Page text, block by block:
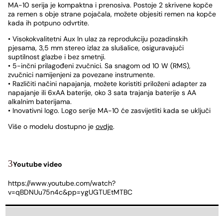
MA-10 serija je kompaktna i prenosiva. Postoje 2 skrivene kopče
za remen s obje strane pojačala, možete objesiti remen na kopče
kada ih potpuno odvrtite.
• Visokokvalitetni Aux In ulaz za reprodukciju pozadinskih
pjesama, 3,5 mm stereo izlaz za slušalice, osiguravajući
suptilnost glazbe i bez smetnji.
• 5-inčni prilagođeni zvučnici. Sa snagom od 10 W (RMS),
zvučnici namijenjeni za povezane instrumente.
• Različiti načini napajanja, možete koristiti priloženi adapter za
napajanje ili 6xAA baterije, oko 3 sata trajanja baterije s AA
alkalnim baterijama.
• Inovativni logo. Logo serije MA-10 će zasvijetliti kada se uključi
Više o modelu dostupno je ovdje.
Youtube video
https://www.youtube.com/watch?
v=qBDNUu75n4c&pp=ygUGTUEtMTBC